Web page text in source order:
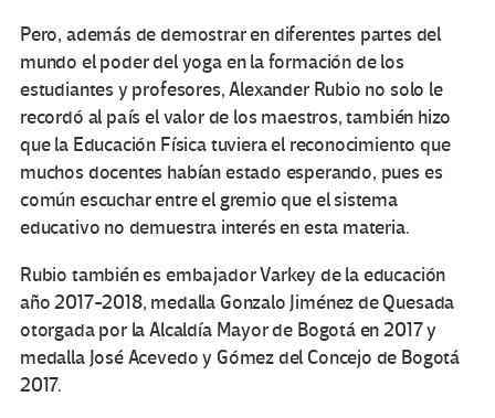
Pero, además de demostrar en diferentes partes del
mundo el poder del yoga en la formación de los
estudiantes y profesores, Alexander Rubio no solo le
recordó al país el valor de los maestros, también hizo
que la Educación Física tuviera el reconocimiento que
muchos docentes habían estado esperando, pues es
común escuchar entre el gremio que el sistema
educativo no demuestra interés en esta materia.
Rubio también es embajador Varkey de la educación
año 2017-2018, medalla Gonzalo Jiménez de Quesada
otorgada por la Alcaldía Mayor de Bogotá en 2017 y
medalla José Acevedo y Gómez del Concejo de Bogotá
2017.